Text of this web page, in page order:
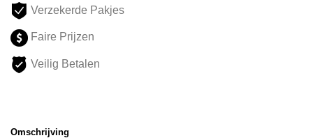
Verzekerde Pakjes
Faire Prijzen
Veilig Betalen
Omschrijving